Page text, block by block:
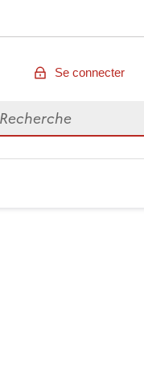
Se connecter
des données